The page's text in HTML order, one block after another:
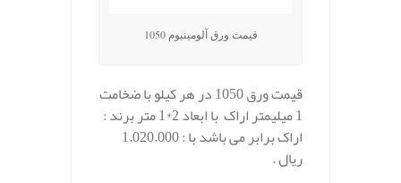
قیمت ورق آلومینیوم 1050
قیمت ورق 1050 در هر کیلو با ضخامت
1 میلیمتر اراک با ابعاد 2*1 متر برند :
ریال .